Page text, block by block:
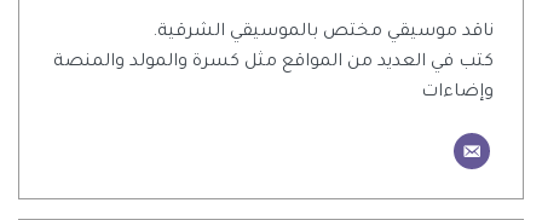
ناقد موسيقي مختص بالموسيقي الشرقية.
كتب في العديد من المواقع مثل كسرة والمولد والمنصة
وإضاءات